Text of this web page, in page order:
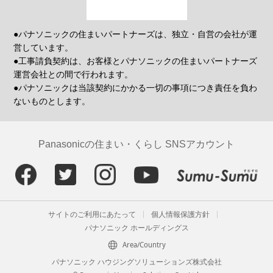
●パナソニックの住まいパートナーズは、独立・自営の会社が運
営しています。
●工事請負契約は、お客様とパナソニックの住まいパートナーズ
運営会社との間で行われます。
●パナソニックは当該契約にかかる一切の事項につき責任を負わ
ないものとします。
Panasonicの住まい・くらし SNSアカウント
サイトのご利用にあたって
個人情報保護方針
パナソニック ホールディングス
Area/Country
パナソニック ハウジングソリューションズ株式会社